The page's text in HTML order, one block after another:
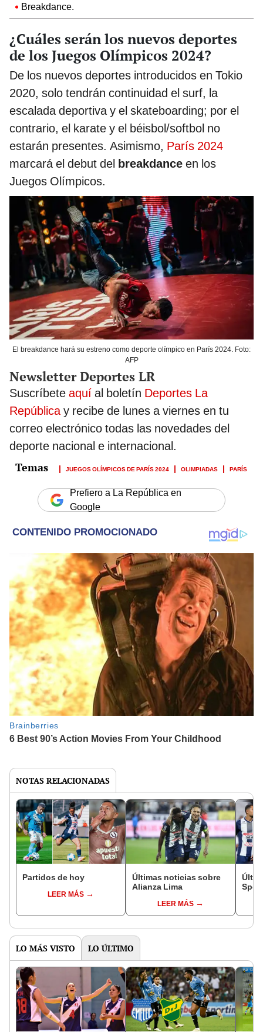
Breakdance.
¿Cuáles serán los nuevos deportes
de los Juegos Olímpicos 2024?
De los nuevos deportes introducidos en Tokio
2020, solo tendrán continuidad el surf, la
escalada deportiva y el skateboarding; por el
contrario, el karate y el béisbol/softbol no
estarán presentes. Asimismo, París 2024
marcará el debut del breakdance en los
Juegos Olímpicos.
El breakdance hará su estreno como deporte olímpico en París 2024. Foto:
AFP
Newsletter Deportes LR
Suscríbete aquí al boletín Deportes La
Repúblicay recibe de lunes a viernes en tu
correo electrónico todas las novedades del
deporte nacional e internacional.
JUEGOS OLÍMPICOS DE PARÍS 2024 OLIMPIADAS PARÍS
Prefiero a La República en
Google
NOTAS RELACIONADAS
Partidos de hoy
LEER MÁS
Últimas noticias sobre
Alianza Lima
LEER MÁS
LO MÁS VISTO LO ÚLTIMO